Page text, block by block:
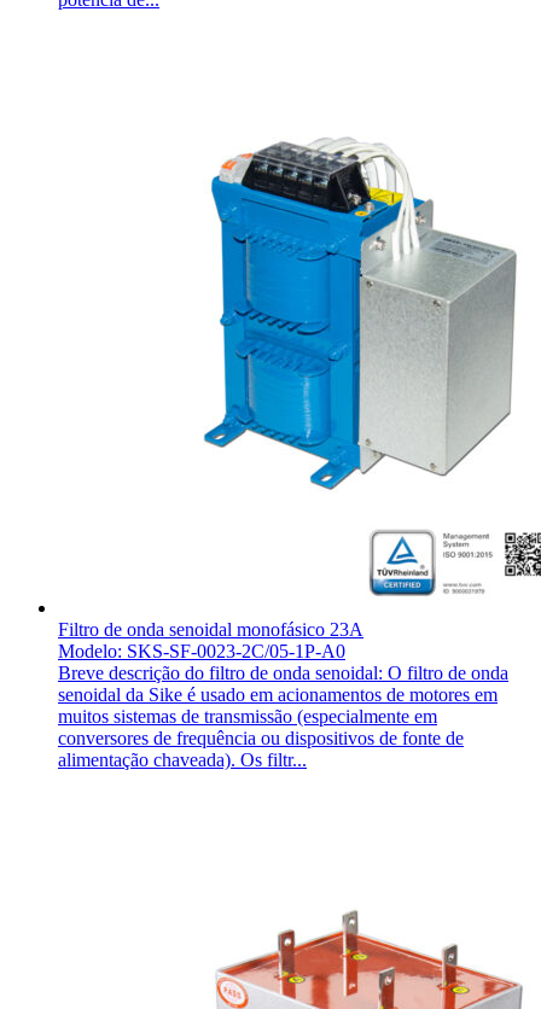
Filtro de onda senoidal monofásico 23A
Modelo: SKS-SF-0023-2C/05-1P-A0
Breve descrição do filtro de onda senoidal: O filtro de onda
senoidal da Sike é usado em acionamentos de motores em
muitos sistemas de transmissão (especialmente em
conversores de frequência ou dispositivos de fonte de
alimentação chaveada). Os filtr...